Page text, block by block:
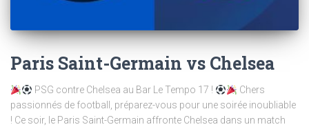
Paris Saint-Germain vs Chelsea
PSG contre Chelsea au Bar Le Tempo 17 !
Chers
passionnés de football, préparez-vous pour une soirée inoubliable
! Ce soir, le Paris Saint-Germain affronte Chelsea dans un match